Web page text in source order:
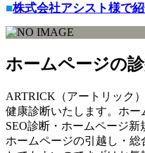
■株式会社アシスト様で
ホームページの
ARTRICK（アートリック
健康診断いたします。ホー
SEO診断・ホームページ新
ホームページの引越し・総